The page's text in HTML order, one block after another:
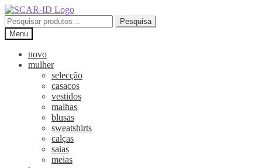
Ir
para
a
navegação
Saltar
para
o
conteúdo
Pesquisar
por:
Pesquisa
Menu
novo
mulher
selecção
casacos
vestidos
malhas
blusas
sweatshirts
calças
saias
meias